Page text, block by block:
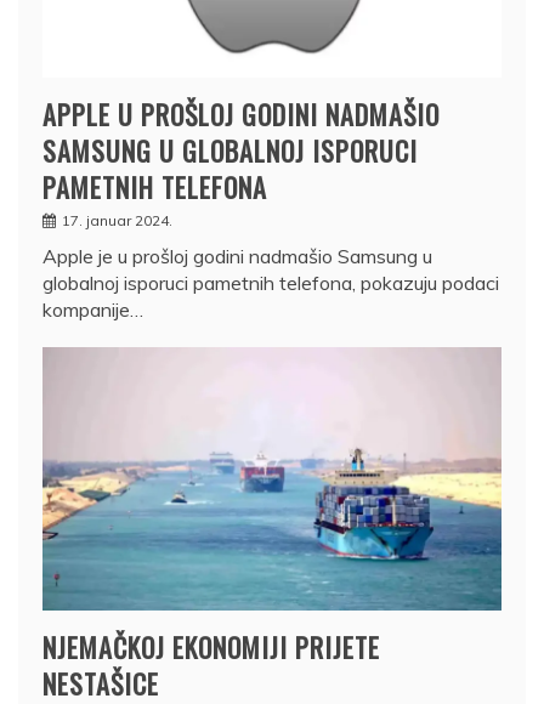
APPLE U PROŠLOJ GODINI NADMAŠIO
SAMSUNG U GLOBALNOJ ISPORUCI
PAMETNIH TELEFONA
17. januar 2024.
Apple je u prošloj godini nadmašio Samsung u
globalnoj isporuci pametnih telefona, pokazuju podaci
kompanije…
NJEMAČKOJ EKONOMIJI PRIJETE
NESTAŠICE